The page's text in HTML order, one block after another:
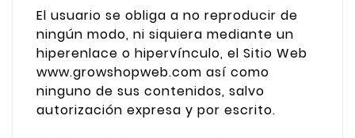
El usuario se obliga a no reproducir de
ningún modo, ni siquiera mediante un
hiperenlace o hipervínculo, el Sitio Web
www.growshopweb.com así como
ninguno de sus contenidos, salvo
autorización expresa y por escrito.